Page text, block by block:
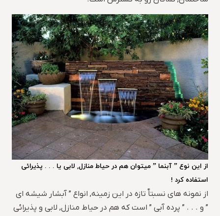
از این نوع ” آبنما ” میتوان هم در حیاط منازل, لابی یا . . . پذیرائی
استفاده کرد !
از نمونه های نسبتاٌ تازه در این زمینه, انواع ” آبشار شیشه ای
” و . . . ” پرده آبی ” است که هم در حیاط منازل, لابی و پذیرائی